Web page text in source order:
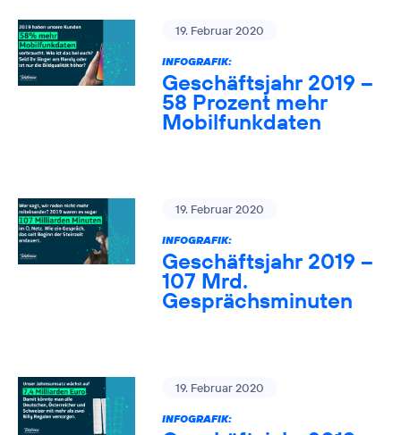
19. Februar 2020
INFOGRAFIK:
Geschäftsjahr 2019 –
58 Prozent mehr
Mobilfunkdaten
19. Februar 2020
INFOGRAFIK:
Geschäftsjahr 2019 –
107 Mrd.
Gesprächsminuten
19. Februar 2020
INFOGRAFIK: